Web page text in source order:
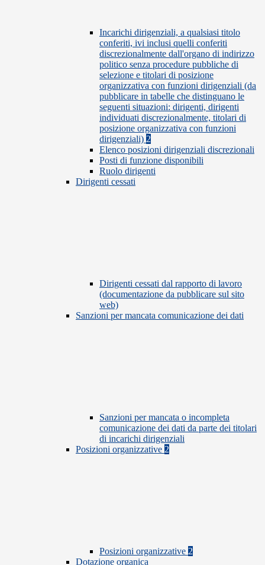
Incarichi dirigenziali, a qualsiasi titolo
conferiti, ivi inclusi quelli conferiti
discrezionalmente dall'organo di indirizzo
politico senza procedure pubbliche di
selezione e titolari di posizione
organizzativa con funzioni dirigenziali (da
pubblicare in tabelle che distinguano le
seguenti situazioni: dirigenti, dirigenti
individuati discrezionalmente, titolari di
posizione organizzativa con funzioni
dirigenziali) 2
Elenco posizioni dirigenziali discrezionali
Posti di funzione disponibili
Ruolo dirigenti
Dirigenti cessati
Dirigenti cessati dal rapporto di lavoro
(documentazione da pubblicare sul sito
web)
Sanzioni per mancata comunicazione dei dati
Sanzioni per mancata o incompleta
comunicazione dei dati da parte dei titolari
di incarichi dirigenziali
Posizioni organizzative 2
Posizioni organizzative 2
Dotazione organica